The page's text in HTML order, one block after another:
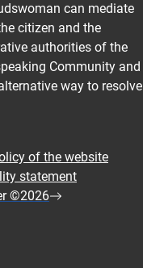
can mediate
citizen and the
authorities of the
Community and
way to resolve
of the website
statement
©2026